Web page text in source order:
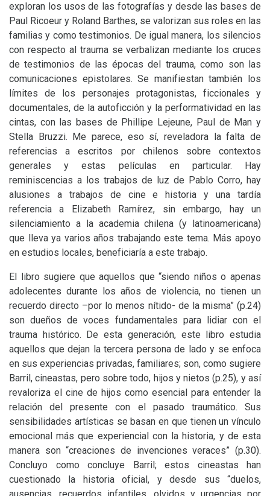
exploran los usos de las fotografías y desde las bases de
Paul Ricoeur y Roland Barthes, se valorizan sus roles en las
familias y como testimonios. De igual manera, los silencios
con respecto al trauma se verbalizan mediante los cruces
de testimonios de las épocas del trauma, como son las
comunicaciones epistolares. Se manifiestan también los
límites de los personajes protagonistas, ficcionales y
documentales, de la autoficción y la performatividad en las
cintas, con las bases de Phillipe Lejeune, Paul de Man y
Stella Bruzzi. Me parece, eso sí, reveladora la falta de
referencias a escritos por chilenos sobre contextos
generales y estas películas en particular. Hay
reminiscencias a los trabajos de luz de Pablo Corro, hay
alusiones a trabajos de cine e historia y una tardía
referencia a Elizabeth Ramírez, sin embargo, hay un
silenciamiento a la academia chilena (y latinoamericana)
que lleva ya varios años trabajando este tema. Más apoyo
en estudios locales, beneficiaría a este trabajo.
El libro sugiere que aquellos que “siendo niños o apenas
adolecentes durante los años de violencia, no tienen un
recuerdo directo –por lo menos nítido- de la misma” (p.24)
son dueños de voces fundamentales para lidiar con el
trauma histórico. De esta generación, este libro estudia
aquellos que dejan la tercera persona de lado y se enfoca
en sus experiencias privadas, familiares; son, como sugiere
Barril, cineastas, pero sobre todo, hijos y nietos (p.25), y así
revaloriza el cine de hijos como esencial para entender la
relación del presente con el pasado traumático. Sus
sensibilidades artísticas se basan en que tienen un vínculo
emocional más que experiencial con la historia, y de esta
manera son “creaciones de invenciones veraces” (p.30).
Concluyo como concluye Barril; estos cineastas han
cuestionado la historia oficial, y desde sus “duelos,